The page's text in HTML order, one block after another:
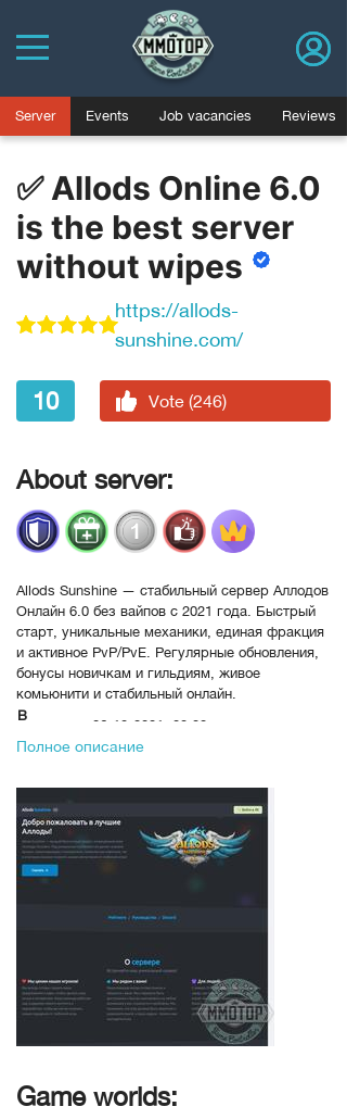
Server Events Job vacancies Reviews
✅ Allods Online 6.0
is the best server
without wipes
https://allods-
sunshine.com/
10 Vote (246)
About server:
Allods Sunshine — стабильный сервер Аллодов
Онлайн 6.0 без вайпов с 2021 года. Быстрый
старт, уникальные механики, единая фракция
и активное PvP/PvE. Регулярные обновления,
бонусы новичкам и гильдиям, живое
комьюнити и стабильный онлайн.
В
06-12-2021, 22:22
Теги
Online, Allods 6.0, allods server,
allods priva..., сервер без в...,
стабильный с..., быстрый старт,
бонусы новичкам, высокий онлайн,
единая фракция, лучший сервер
Полное описание
Game worlds: